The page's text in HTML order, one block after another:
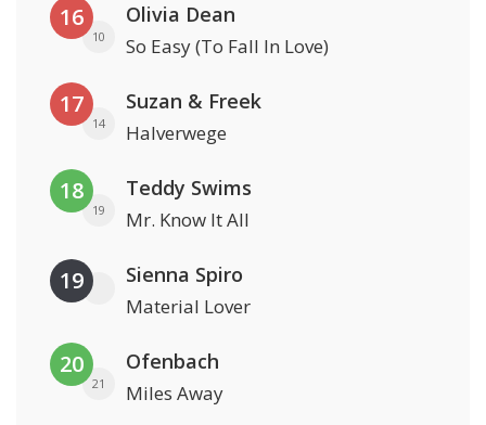
16
10
Olivia Dean
So Easy (To Fall In Love)
17
14
Suzan & Freek
Halverwege
18
19
Teddy Swims
Mr. Know It All
19 Sienna Spiro
Material Lover
20
21
Ofenbach
Miles Away